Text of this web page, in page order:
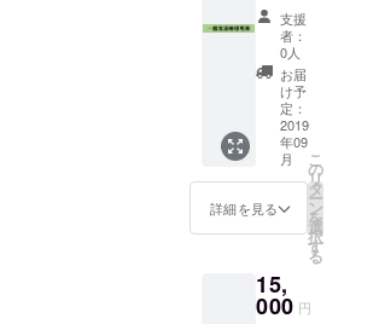
割引券
・パト
ロン紹
介ペー
「仮」
でお名
前記載
以上3点
支援
者：
0人
お届
け予
定：
2019
年09
月
詳細を見る
こ
の
リ
タ
ー
ン
を
選
択
す
る
15,
000 円